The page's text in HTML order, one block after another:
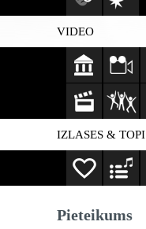
VIDEO
IZLASES & TOPI
Pieteikums